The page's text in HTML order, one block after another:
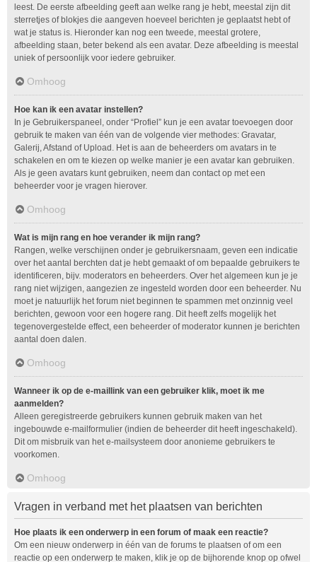
leest. De eerste afbeelding geeft aan welke rang je hebt, meestal zijn dit
sterretjes of blokjes die aangeven hoeveel berichten je geplaatst hebt of
wat je status is. Hieronder kan nog een tweede, meestal grotere,
afbeelding staan, beter bekend als een avatar. Deze afbeelding is meestal
uniek of persoonlijk voor iedere gebruiker.
Omhoog
Hoe kan ik een avatar instellen?
In je Gebruikerspaneel, onder “Profiel” kun je een avatar toevoegen door
gebruik te maken van één van de volgende vier methodes: Gravatar,
Galerij, Afstand of Upload. Het is aan de beheerders om avatars in te
schakelen en om te kiezen op welke manier je een avatar kan gebruiken.
Als je geen avatars kunt gebruiken, neem dan contact op met een
beheerder voor je vragen hierover.
Omhoog
Wat is mijn rang en hoe verander ik mijn rang?
Rangen, welke verschijnen onder je gebruikersnaam, geven een indicatie
over het aantal berchten dat je hebt gemaakt of om bepaalde gebruikers te
identificeren, bijv. moderators en beheerders. Over het algemeen kun je je
rang niet wijzigen, aangezien ze ingesteld worden door een beheerder. Nu
moet je natuurlijk het forum niet beginnen te spammen met onzinnig veel
berichten, gewoon voor een hogere rang. Dit heeft zelfs mogelijk het
tegenovergestelde effect, een beheerder of moderator kunnen je berichten
aantal doen dalen.
Omhoog
Wanneer ik op de e-maillink van een gebruiker klik, moet ik me
aanmelden?
Alleen geregistreerde gebruikers kunnen gebruik maken van het
ingebouwde e-mailformulier (indien de beheerder dit heeft ingeschakeld).
Dit om misbruik van het e-mailsysteem door anonieme gebruikers te
voorkomen.
Omhoog
Vragen in verband met het plaatsen van berichten
Hoe plaats ik een onderwerp in een forum of maak een reactie?
Om een nieuw onderwerp in één van de forums te plaatsen of om een
reactie op een onderwerp te maken, klik je op de bijhorende knop op ofwel